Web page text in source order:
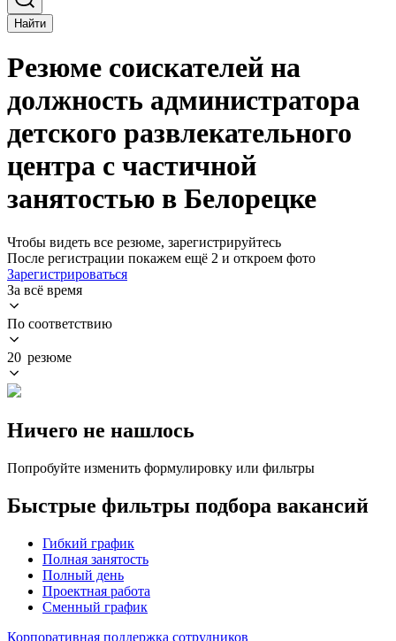
Найти
Резюме соискателей на
должность администратора
детского развлекательного
центра с частичной
занятостью в Белорецке
Чтобы видеть все резюме, зарегистрируйтесь
После регистрации покажем ещё 2 и откроем фото
Зарегистрироваться
За всё время
По соответствию
20 резюме
Ничего не нашлось
Попробуйте изменить формулировку или фильтры
Быстрые фильтры подбора вакансий
Гибкий график
Полная занятость
Полный день
Проектная работа
Сменный график
Корпоративная поддержка сотрудников